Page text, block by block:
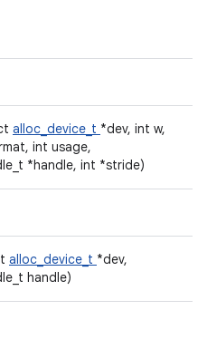
alloc_device_t *dev, int w,
int usage,
*handle, int *stride)
alloc_device_t *dev,
handle)